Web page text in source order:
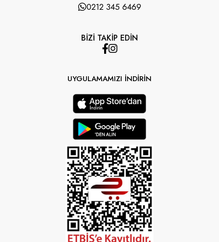
0212 345 6469
BİZİ TAKİP EDİN
UYGULAMAMIZI İNDİRİN